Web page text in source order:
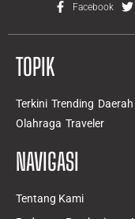
Facebook
TOPIK
Terkini Trending Daerah
Olahraga Traveler
NAVIGASI
Tentang Kami